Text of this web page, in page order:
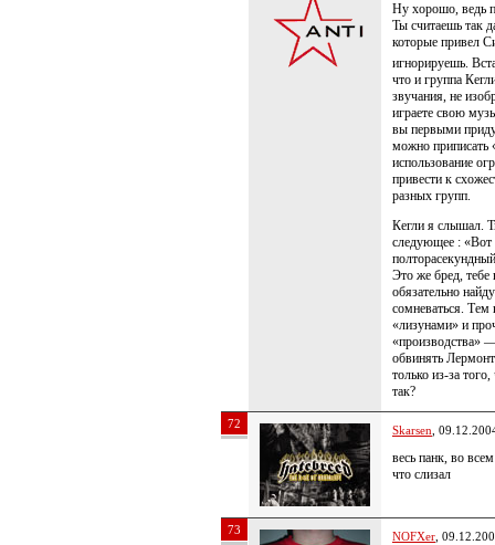
Ну хорошо, ведь
Ты считаешь так
которые привел
игнорируешь.
что и группа
звучания, не
играете свою
вы первыми
можно
использование
привести к
разных групп.
Кегли я слышал.
следующее : «Вот
Это же бред,
обязательно
сомневаться. Тем
«лизунами» и
«производства»
обвинять
только из-за
так?
72 Skarsen ,
весь панк, во
что слизал
73 NOFXer ,